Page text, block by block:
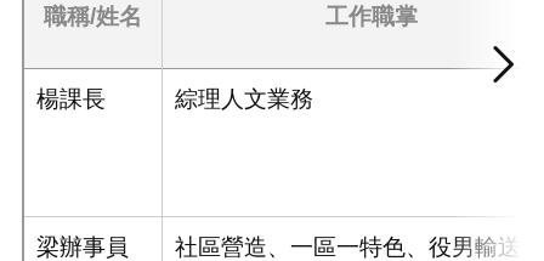
職稱/姓名 工作職掌
楊課長 綜理人文業務
梁辦事員
社區營造、一區一特色、役男輸送